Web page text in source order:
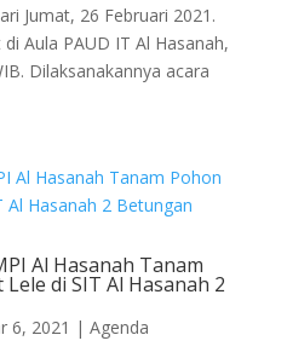
Jumat, 26 Februari 2021.
Aula PAUD IT Al Hasanah,
Dilaksanakannya acara
Al Hasanah Tanam
di SIT Al Hasanah 2
6, 2021 | Agenda